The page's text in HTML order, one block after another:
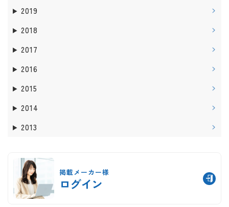
2019
2018
2017
2016
2015
2014
2013
掲載メーカー様
ログイン